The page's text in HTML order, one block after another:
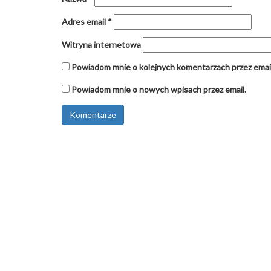
Adres email *
Witryna internetowa
Powiadom mnie o kolejnych komentarzach przez
Powiadom mnie o nowych wpisach przez email.